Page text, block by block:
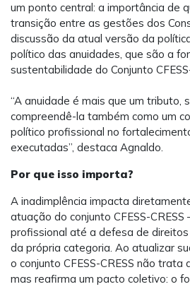
um ponto central: a importância de
transição entre as gestões dos
discussão da atual versão da
político das anuidades, que são a
sustentabilidade do Conjunto
“A anuidade é mais que um tributo,
compreendê-la também como um
político profissional no
executadas”, destaca Agnaldo.
Por que isso importa?
A inadimplência impacta
atuação do conjunto CFESS-
profissional até a defesa de
da própria categoria. Ao atualizar
o conjunto CFESS-CRESS não trata
mas reafirma um pacto coletivo: o